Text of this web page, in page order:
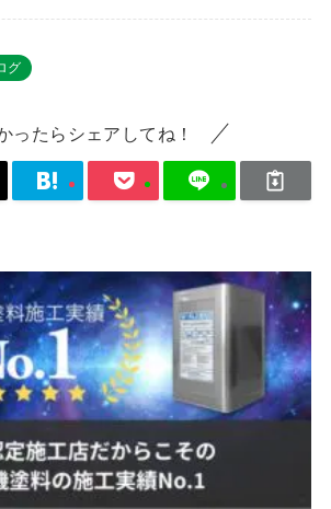
グ
ったらシェアしてね！